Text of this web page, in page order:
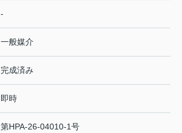
-
一般媒介
完成済み
即時
第HPA-26-04010-1号